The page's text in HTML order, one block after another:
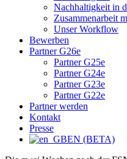
Nachhaltigkeit in
Zusammenarbeit
Unser Workflow
Bewerben
Partner G26e
Partner G25e
Partner G24e
Partner G23e
Partner G22e
Partner werden
Kontakt
Presse
EN (BETA)